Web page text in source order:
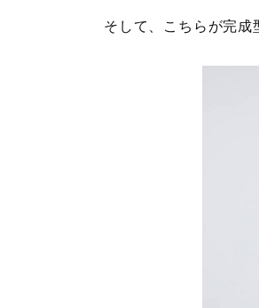
そして、こちらが完成